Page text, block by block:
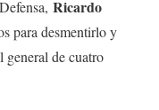
Ricardo
para desmentirlo y
general de cuatro